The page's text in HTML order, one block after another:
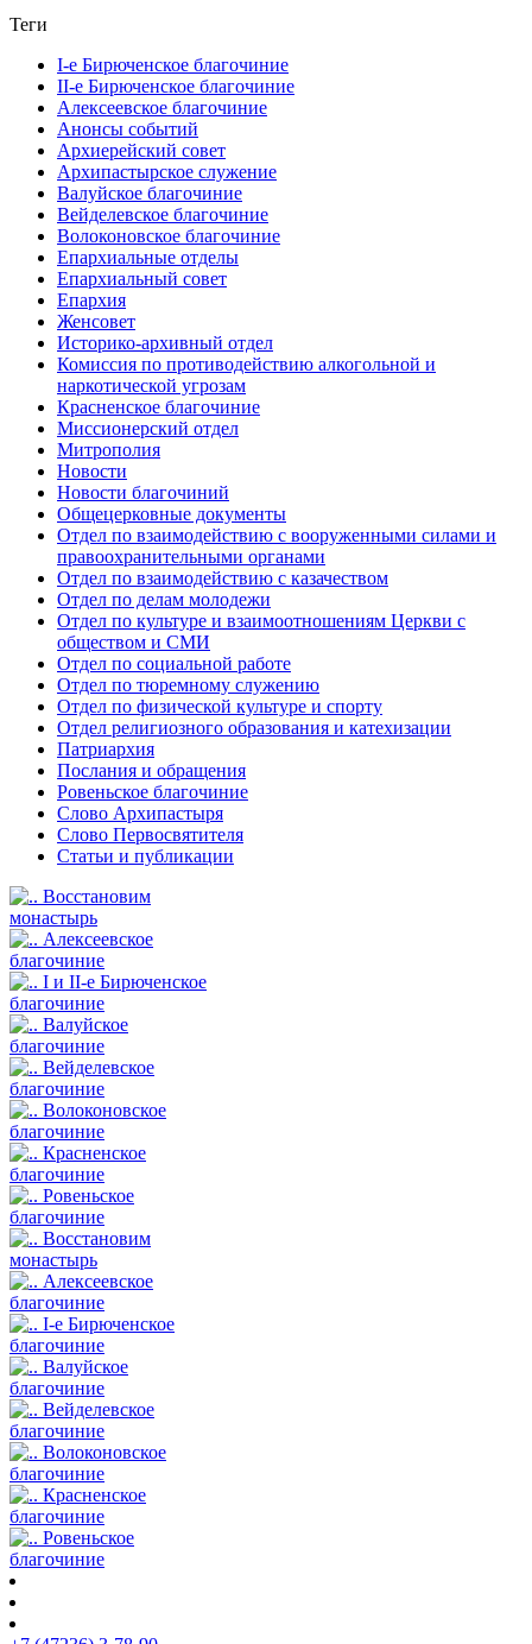
Теги
I-е Бирюченское благочиние
II-е Бирюченское благочиние
Алексеевское благочиние
Анонсы событий
Архиерейский совет
Архипастырское служение
Валуйское благочиние
Вейделевское благочиние
Волоконовское благочиние
Епархиальные отделы
Епархиальный совет
Епархия
Женсовет
Историко-архивный отдел
Комиссия по противодействию алкогольной и
наркотической угрозам
Красненское благочиние
Миссионерский отдел
Митрополия
Новости
Новости благочиний
Общецерковные документы
Отдел по взаимодействию с вооруженными силами и
правоохранительными органами
Отдел по взаимодействию с казачеством
Отдел по делам молодежи
Отдел по культуре и взаимоотношениям Церкви с
обществом и СМИ
Отдел по социальной работе
Отдел по тюремному служению
Отдел по физической культуре и спорту
Отдел религиозного образования и катехизации
Патриархия
Послания и обращения
Ровеньское благочиние
Слово Архипастыря
Слово Первосвятителя
Статьи и публикации
Восстановим
монастырь
Алексеевское
благочиние
I и II-е Бирюченское
благочиние
Валуйское
благочиние
Вейделевское
благочиние
Волоконовское
благочиние
Красненское
благочиние
Ровеньское
благочиние
Восстановим
монастырь
Алексеевское
благочиние
I-е Бирюченское
благочиние
Валуйское
благочиние
Вейделевское
благочиние
Волоконовское
благочиние
Красненское
благочиние
Ровеньское
благочиние